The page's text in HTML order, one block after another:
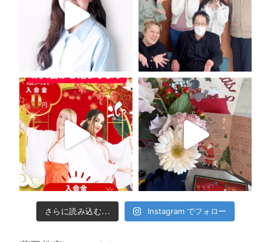
さらに読み込む... Instagram でフォロー